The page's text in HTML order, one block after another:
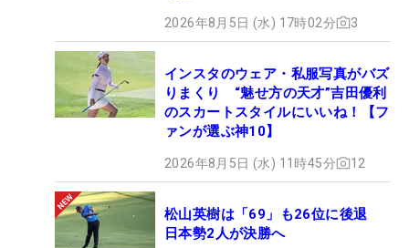
2026年8月5日 (水) 17時02分 3
インスタのウェア・私服写真がバズ
りまくり “魅せ方の天才”吉田優利
のスカートスタイルにいいね！【フ
ァンが選ぶ神10】
2026年8月5日 (水) 11時45分 12
松山英樹は「69」も26位に後退
日本勢2人が決勝へ